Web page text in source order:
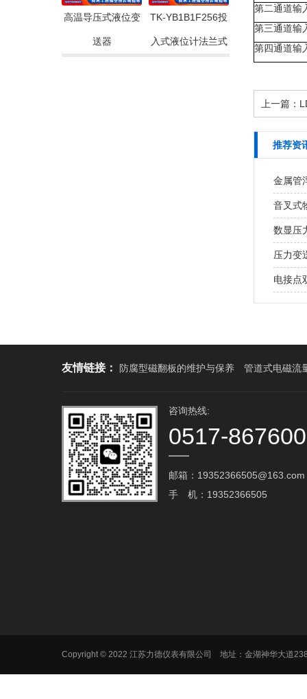
高温导压式液位变
送器
TK-YB1B1F256投
入式液位计法兰式
第二通道输
第三通道输
第四通道输
上一篇：
推荐资
金属管
音叉式
数显压
压力变
电接点
友情链接： 防腐型磁翻板的维护与保养 管道式电磁流
咨询热线:
0517-
邮箱：19352366505@163.com‬
手 机：19352366505
Copyright © 2022 江苏力德仪表有限公司 地址：金湖神华大道